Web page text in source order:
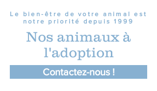
Le bien-être de votre animal est
notre priorité depuis 1999
Nos animaux à
l'adoption
Contactez-nous !